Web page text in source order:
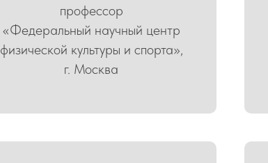
профессор
«Федеральный научный центр
физической культуры и спорта»,
г. Москва